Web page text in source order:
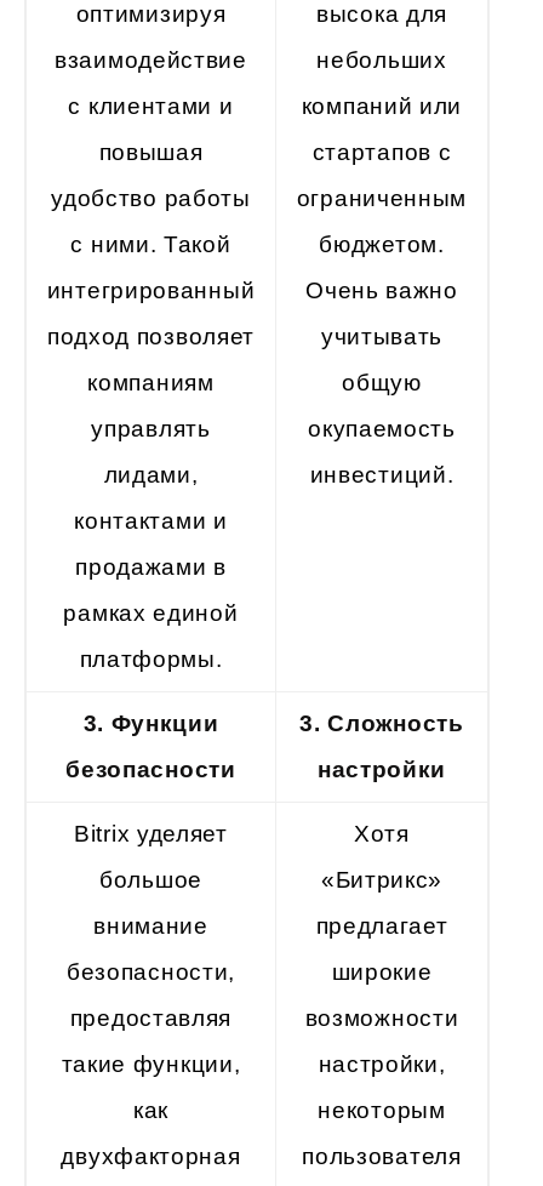
оптимизируя
взаимодействие
с клиентами и
повышая
удобство работы
с ними. Такой
интегрированный
подход позволяет
компаниям
управлять
лидами,
контактами и
продажами в
рамках единой
платформы.
высока для
небольших
компаний или
стартапов с
ограниченным
бюджетом.
Очень важно
учитывать
общую
окупаемость
инвестиций.
3. Функции
безопасности
3. Сложность
настройки
Bitrix уделяет
большое
внимание
безопасности,
предоставляя
такие функции,
как
двухфакторная
Хотя
«Битрикс»
предлагает
широкие
возможности
настройки,
некоторым
пользователя